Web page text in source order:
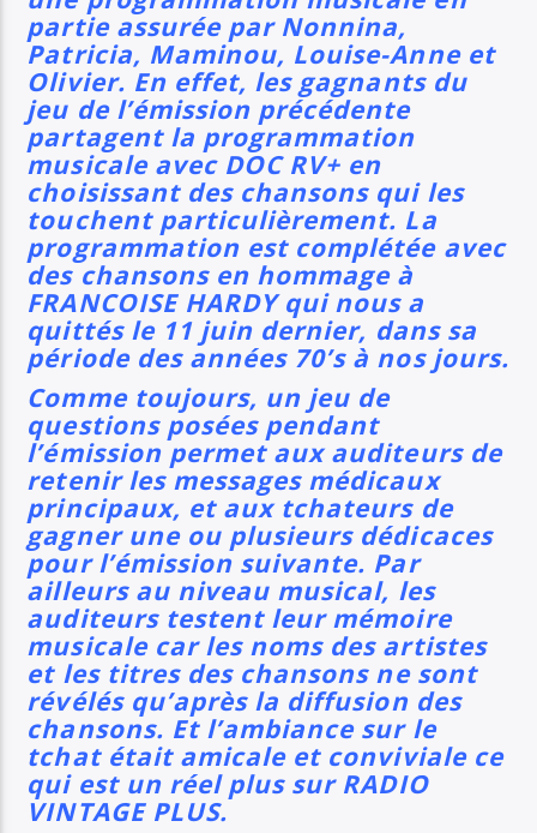
partie assurée par Nonnina,
Patricia, Maminou, Louise-Anne et
Olivier. En effet, les gagnants du
jeu de l’émission précédente
partagent la programmation
musicale avec DOC RV+ en
choisissant des chansons qui les
touchent particulièrement. La
programmation est complétée avec
des chansons en hommage à
FRANCOISE HARDY qui nous a
quittés le 11 juin dernier, dans sa
période des années 70’s à nos jours.
Comme toujours, un jeu de
questions posées pendant
l’émission permet aux auditeurs de
retenir les messages médicaux
principaux, et aux tchateurs de
gagner une ou plusieurs dédicaces
pour l’émission suivante. Par
ailleurs au niveau musical, les
auditeurs testent leur mémoire
musicale car les noms des artistes
et les titres des chansons ne sont
révélés qu’après la diffusion des
chansons. Et l’ambiance sur le
tchat était amicale et conviviale ce
qui est un réel plus sur RADIO
VINTAGE PLUS.